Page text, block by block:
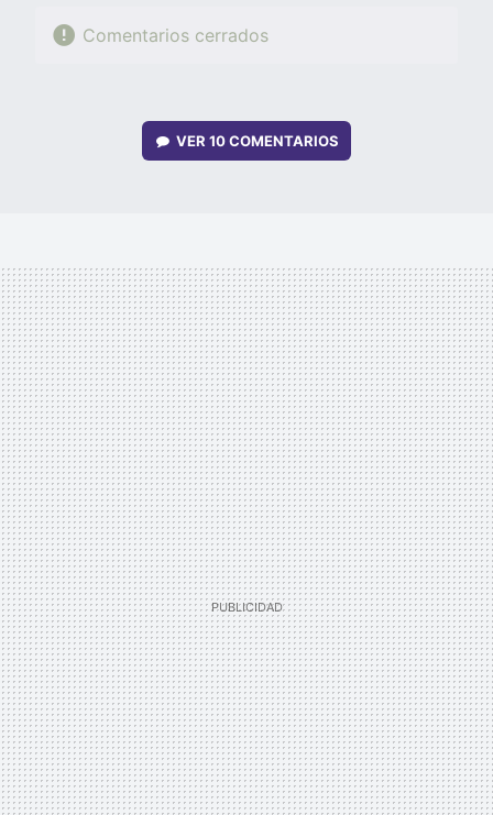
Comentarios cerrados
VER 10 COMENTARIOS